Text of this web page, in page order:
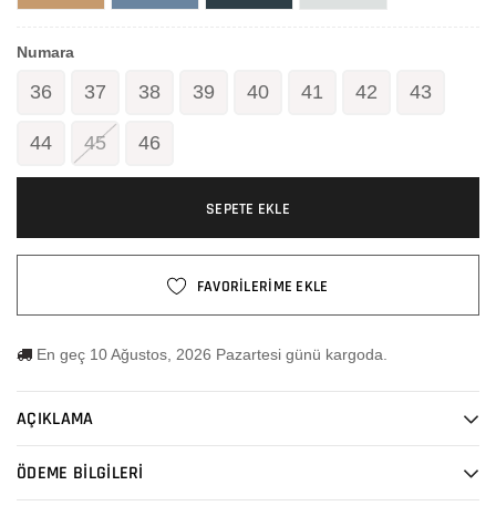
Numara
36 37 38 39 40 41 42 43
44 45 46
SEPETE EKLE
FAVORİLERİME EKLE
En geç 10 Ağustos, 2026 Pazartesi günü kargoda.
AÇIKLAMA
ÖDEME BİLGİLERİ